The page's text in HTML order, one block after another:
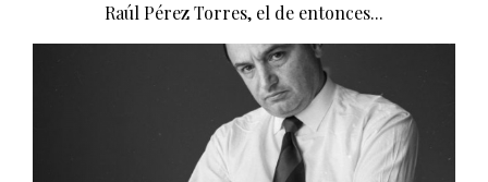
Raúl Pérez Torres, el de entonces...